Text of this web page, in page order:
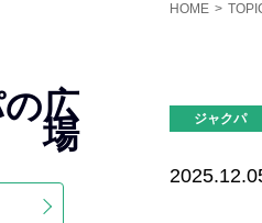
広
場
HOME >
ジャクパ